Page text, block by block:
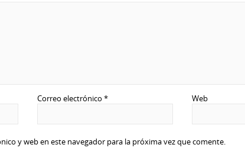
Correo electrónico * Web
y web en este navegador para la próxima vez que comente.